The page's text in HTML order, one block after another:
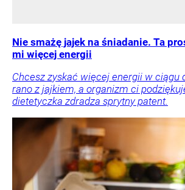
Nie smażę jajek na śniadanie. Ta
mi więcej energii
Chcesz zyskać więcej energii w ciągu
rano z jajkiem, a organizm ci
dietetyczka zdradza sprytny patent.